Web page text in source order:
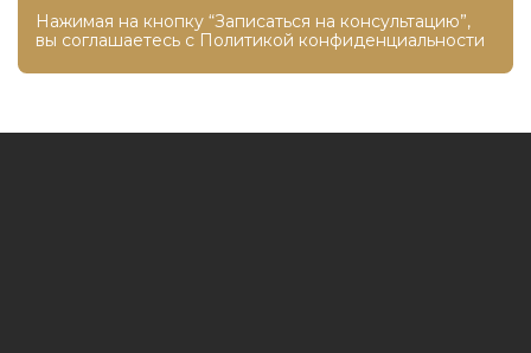
Нажимая на кнопку “Записаться на консультацию”,
вы соглашаетесь с Политикой конфиденциальности